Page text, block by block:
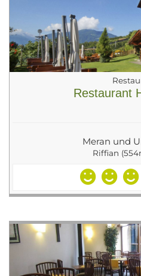
Restaurant
Meran und
Riffian